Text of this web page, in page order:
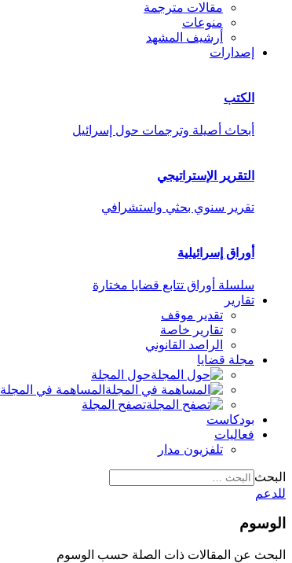
مقالات مترجمة
منوعات
أرشيف المشهد
إصدارات
الكتب
أبحاث أصيلة وترجمات حول إسرائيل
التقرير الإستراتيجي
تقرير سنوي بحثي واستشرافي
أوراق إسرائيلية
سلسلة أوراق تتابع قضايا مختارة
تقارير
تقدير موقف
تقارير خاصة
الراصد القانوني
مجلة قضايا
حول المجلة
المساهمة في المجلة
تصفح المجلة
بودكاست
فعاليات
تلفزيون مدار
البحث
للدعم
الوسوم
البحث عن المقالات ذات الصلة حسب الوسوم